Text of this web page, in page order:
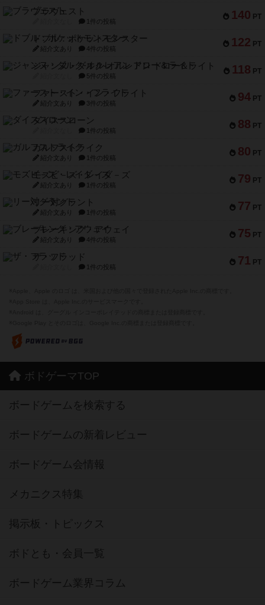
140 PT
ブラヴェスト
1件の投稿
122 PT
ドブル：ポケットモンスター
紹介文あり 4件の投稿
118 PT
ジャンヌ・ダルク-オルレアン ドロー＆ライト
5件の投稿
94 PT
ファースト・イン・フライト
紹介文あり 3件の投稿
88 PT
ダイススローン
1件の投稿
80 PT
ガルフストライク
紹介文あり 1件の投稿
79 PT
モズビ－ズ・レイダ－ズ
紹介文あり 1件の投稿
77 PT
リー対グラント
紹介文あり 1件の投稿
75 PT
ブレーキング・アウェイ
紹介文あり 4件の投稿
71 PT
ザ・フラッド
1件の投稿
ボドゲーマTOP
ボードゲームを検索する
ボードゲームの新着レビュー
ボードゲーム会情報
メカニクス特集
掲示板・トピックス
ボドとも・会員一覧
ボードゲーム業界コラム